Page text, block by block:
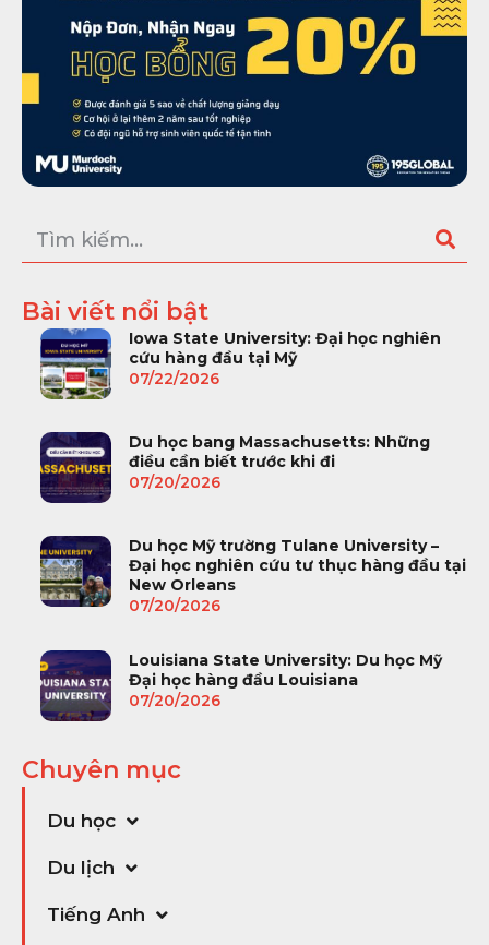
Bài viết nổi bật
Iowa State University: Đại học nghiên
cứu hàng đầu tại Mỹ
07/22/2026
Du học bang Massachusetts: Những
điều cần biết trước khi đi
07/20/2026
Du học Mỹ trường Tulane University –
Đại học nghiên cứu tư thục hàng đầu tại
New Orleans
07/20/2026
Louisiana State University: Du học Mỹ
Đại học hàng đầu Louisiana
07/20/2026
Chuyên mục
Du học
Du lịch
Tiếng Anh